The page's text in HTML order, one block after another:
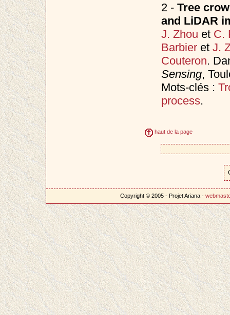
2 - Tree
and LiDAR
J. Zhou et C.
Barbieret J.
Couteron.
Sensing,
Mots-clés :
process.
haut de la page
Copyright © 2005 - Projet Ariana -